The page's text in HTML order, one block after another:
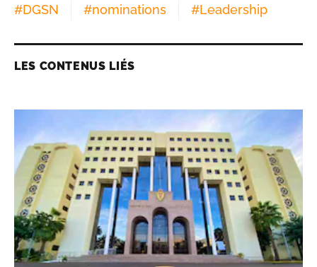
#DGSN #nominations #Leadership
LES CONTENUS LIÉS